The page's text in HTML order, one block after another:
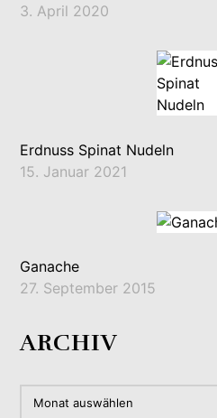
3. April 2020
Erdnuss Spinat Nudeln
15. Januar 2021
Ganache
27. September 2015
ARCHIV